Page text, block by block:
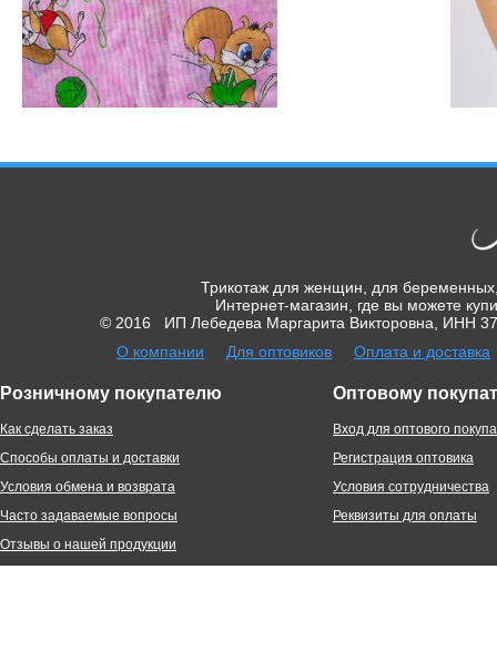
Трикотаж для женщин, для
Интернет-магазин, где вы можете
© 2016 ИП Лебедева Маргарита Викторовна, ИНН
О компании
Для оптовиков Оплата и доставка
Розничному покупателю
Как сделать заказ
Способы оплаты и доставки
Условия обмена и возврата
Часто задаваемые вопросы
Отзывы о нашей продукции
Оптовому
Вход для оптового
Регистрация оптовика
Условия сотрудничества
Реквизиты для оплаты